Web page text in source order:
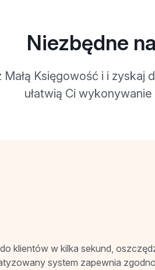
Niezbędne
Małą Księgowość i i
ułatwią Ci
klientów w kilka sekund,
system zapewnia